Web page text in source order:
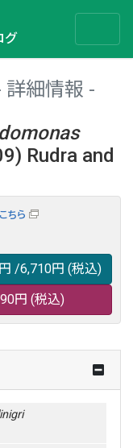
グ
詳細情報
Rudra and
のバナー(DBRP)か
こちら
/6,710円 (税込)
円 (税込)